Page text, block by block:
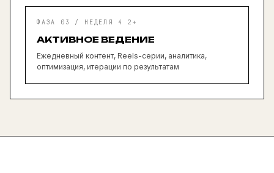
ФАЗА 03 / НЕДЕЛЯ 4 2+
АКТИВНОЕ ВЕДЕНИЕ
Ежедневный контент, Reels-серии, аналитика,
оптимизация, итерации по результатам